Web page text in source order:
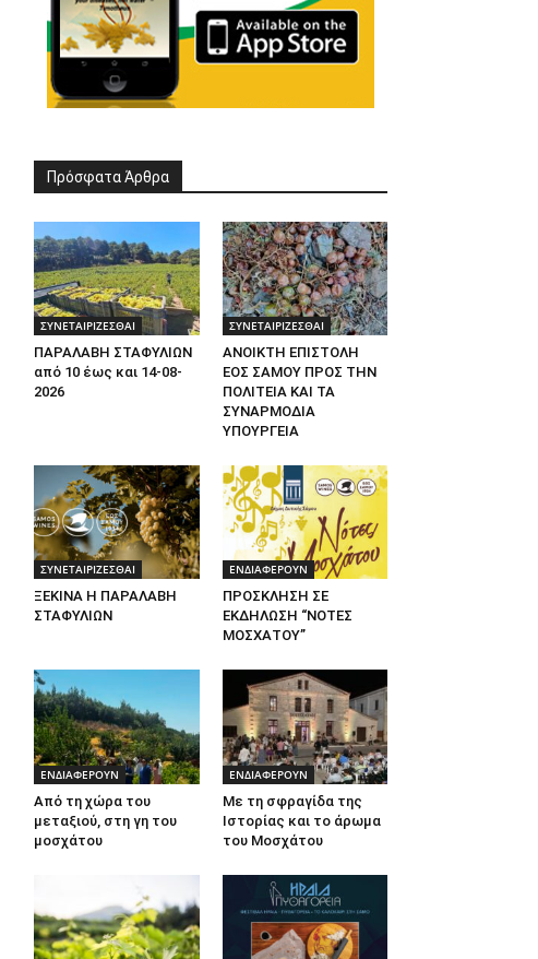
Πρόσφατα Άρθρα
ΣΥΝΕΤΑΙΡΙΖΕΣΘΑΙ
ΠΑΡΑΛΑΒΗ ΣΤΑΦΥΛΙΩΝ
από 10 έως και 14-08-
2026
ΣΥΝΕΤΑΙΡΙΖΕΣΘΑΙ
ΑΝΟΙΚΤΗ ΕΠΙΣΤΟΛΗ
ΕΟΣ ΣΑΜΟΥ ΠΡΟΣ ΤΗΝ
ΠΟΛΙΤΕΙΑ ΚΑΙ ΤΑ
ΣΥΝΑΡΜΟΔΙΑ
ΥΠΟΥΡΓΕΙΑ
ΣΥΝΕΤΑΙΡΙΖΕΣΘΑΙ
ΞΕΚΙΝΑ Η ΠΑΡΑΛΑΒΗ
ΣΤΑΦΥΛΙΩΝ
ΕΝΔΙΑΦΕΡΟΥΝ
ΠΡΟΣΚΛΗΣΗ ΣΕ
ΕΚΔΗΛΩΣΗ “ΝΟΤΕΣ
ΜΟΣΧΑΤΟΥ”
ΕΝΔΙΑΦΕΡΟΥΝ
Από τη χώρα του
μεταξιού, στη γη του
μοσχάτου
ΕΝΔΙΑΦΕΡΟΥΝ
Με τη σφραγίδα της
Ιστορίας και το άρωμα
του Μοσχάτου